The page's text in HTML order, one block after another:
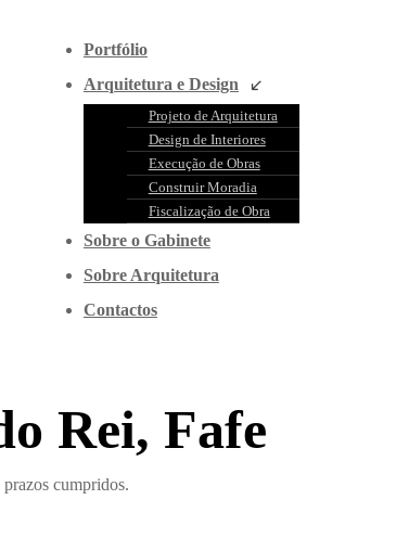
Portfólio
Arquitetura e Design
Projeto de Arquitetura
Design de Interiores
Execução de Obras
Construir Moradia
Fiscalização de Obra
Sobre o Gabinete
Sobre Arquitetura
Contactos
Rei, Fafe
cumpridos.